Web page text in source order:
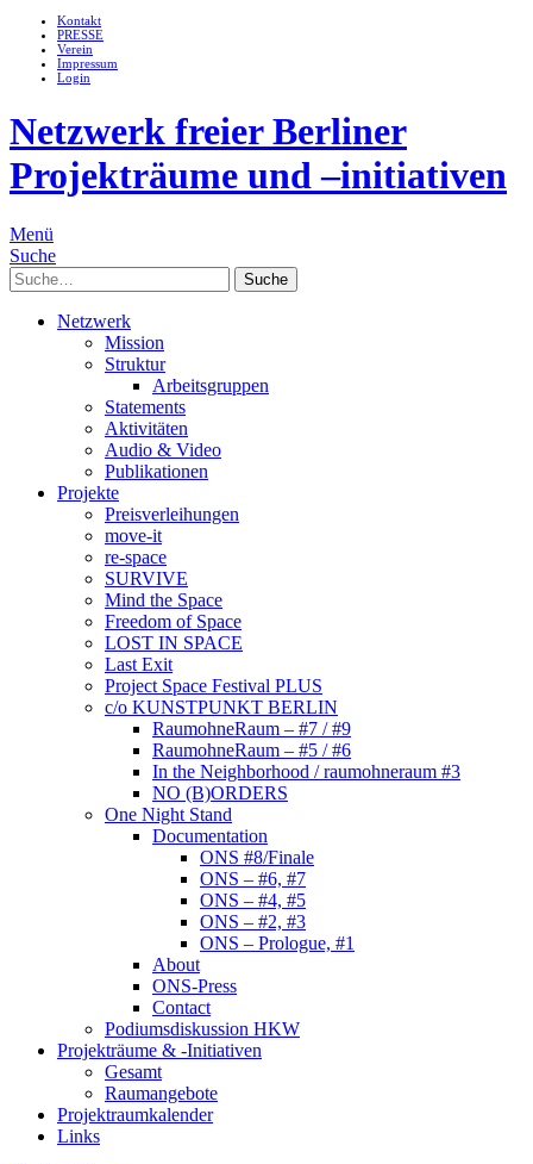
Kontakt
PRESSE
Verein
Impressum
Login
Netzwerk freier Berliner
Projekträume und –initiativen
Menü
Suche
Suche
Netzwerk
Mission
Struktur
Arbeitsgruppen
Statements
Aktivitäten
Audio & Video
Publikationen
Projekte
Preisverleihungen
move-it
re-space
SURVIVE
Mind the Space
Freedom of Space
LOST IN SPACE
Last Exit
Project Space Festival PLUS
c/o KUNSTPUNKT BERLIN
RaumohneRaum – #7 / #9
RaumohneRaum – #5 / #6
In the Neighborhood / raumohneraum #3
NO (B)ORDERS
One Night Stand
Documentation
ONS #8/Finale
ONS – #6, #7
ONS – #4, #5
ONS – #2, #3
ONS – Prologue, #1
About
ONS-Press
Contact
Podiumsdiskussion HKW
Projekträume & -Initiativen
Gesamt
Raumangebote
Projektraumkalender
Links